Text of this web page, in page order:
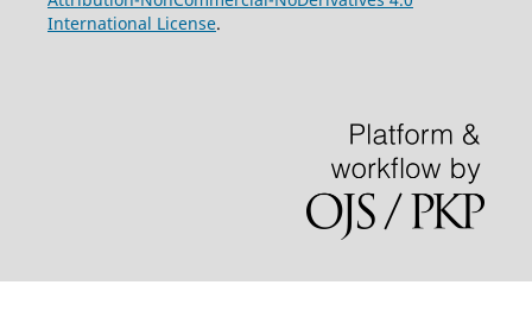
International License.